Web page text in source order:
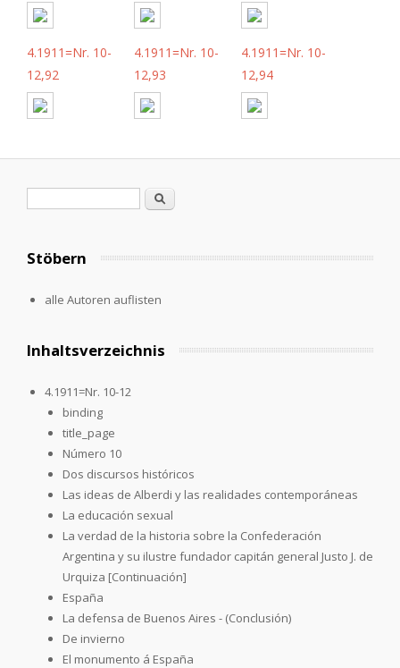
4.1911=Nr. 10-
12,92
4.1911=Nr. 10-
12,93
4.1911=Nr. 10-
12,94
Suche
Stöbern
alle Autoren auflisten
Inhaltsverzeichnis
4.1911=Nr. 10-12
binding
title_page
Número 10
Dos discursos históricos
Las ideas de Alberdi y las realidades contemporáneas
La educación sexual
La verdad de la historia sobre la Confederación
Argentina y su ilustre fundador capitán general Justo J. de
Urquiza [Continuación]
España
La defensa de Buenos Aires - (Conclusión)
De invierno
El monumento á España